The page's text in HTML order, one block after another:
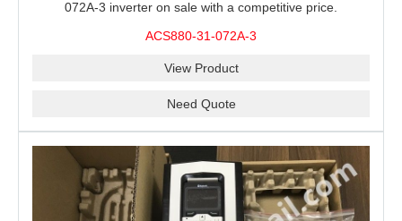
072A-3 inverter on sale with a competitive price.
ACS880-31-072A-3
View Product
Need Quote